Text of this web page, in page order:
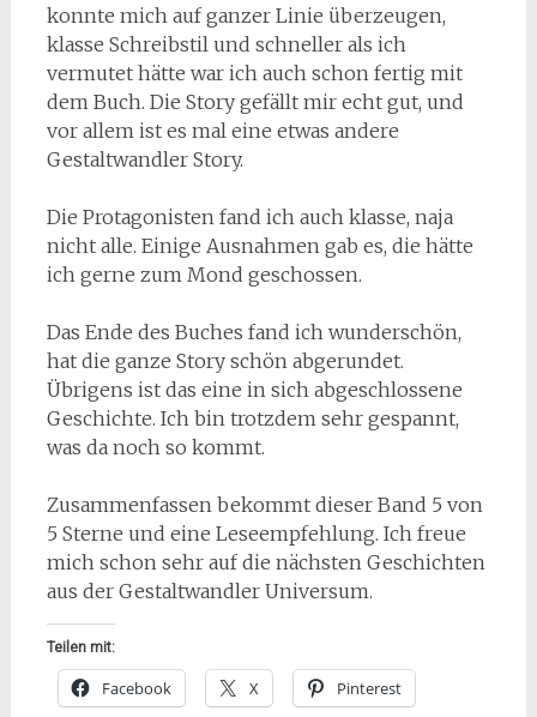
konnte mich auf ganzer Linie überzeugen,
klasse Schreibstil und schneller als ich
vermutet hätte war ich auch schon fertig mit
dem Buch. Die Story gefällt mir echt gut, und
vor allem ist es mal eine etwas andere
Gestaltwandler Story.
Die Protagonisten fand ich auch klasse, naja
nicht alle. Einige Ausnahmen gab es, die hätte
ich gerne zum Mond geschossen.
Das Ende des Buches fand ich wunderschön,
hat die ganze Story schön abgerundet.
Übrigens ist das eine in sich abgeschlossene
Geschichte. Ich bin trotzdem sehr gespannt,
was da noch so kommt.
Zusammenfassen bekommt dieser Band 5 von
5 Sterne und eine Leseempfehlung. Ich freue
mich schon sehr auf die nächsten Geschichten
aus der Gestaltwandler Universum.
Teilen mit:
Facebook X Pinterest